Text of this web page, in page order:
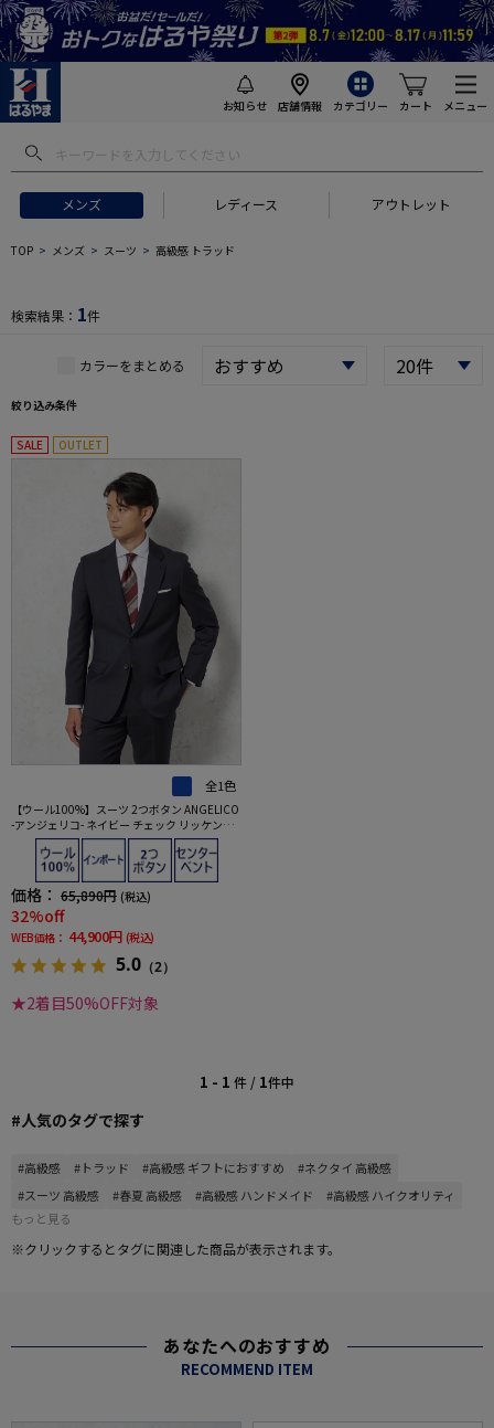
お知らせ 店舗情報 カテゴリー カート メニュー
メンズ レディース アウトレット
フトにおすすめ #セットアップ スーツ
TOP メンズ スーツ 高級感 トラッド
検索結果： 1件
カラーをまとめる
絞り込み条件
SALE OUTLET
全1色
【ウール100%】スーツ 2つボタン ANGELICO
-アンジェリコ- ネイビー チェック リッケンバ
ッカー 通年
価格： 65,890円 (税込)
32%off
WEB価格： 44,900円 (税込)
5.0 （2）
★2着目50%OFF対象
1 - 1 件 / 1件中
#人気のタグで探す
#高級感 #トラッド #高級感 ギフトにおすすめ
#ネクタイ 高級感
#スーツ 高級感
#春夏 高級感 #高級感 ハンドメイド
#高級感 ハイクオリティ
もっと見る
※クリックするとタグに関連した商品が表示されます。
あなたへのおすすめ
RECOMMEND ITEM